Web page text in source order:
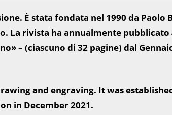
È stata fondata nel 1990 da Paolo
La rivista ha annualmente pubblicato
– (ciascuno di 32 pagine) dal
and engraving. It was
in December 2021.